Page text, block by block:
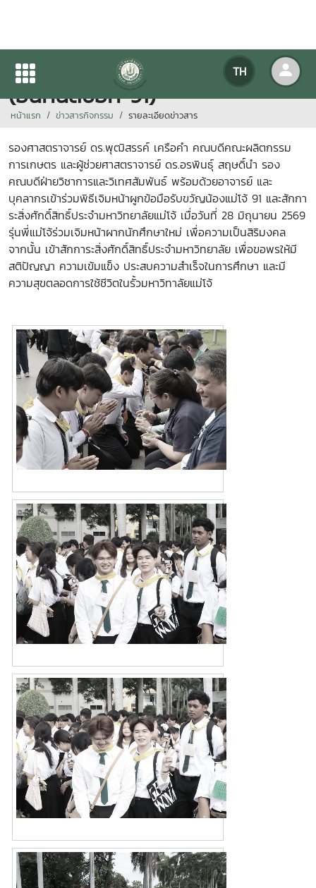
TH
กิจกรรมเจิมหน้ารับขวัญลูกแม่โจ้
(อินทนิลช่อที่ 91)
หน้าแรก ข่าวสารกิจกรรม รายละเอียดข่าวสาร
รองศาสตราจารย์ ดร.พุฒิสรรค์ เครือคำ คณบดีคณะผลิตกรรม
การเกษตร และผู้ช่วยศาสตราจารย์ ดร.อรพินธุ์ สฤษดิ์นำ รอง
คณบดีฝ่ายวิชาการและวิเทศสัมพันธ์ พร้อมด้วยอาจารย์ และ
บุคลากรเข้าร่วมพิธีเจิมหน้าผูกข้อมือรับขวัญน้องแม่โจ้ 91 และสักกา
ระสิ่งศักดิ์สิทธิ์ประจำมหาวิทยาลัยแม่โจ้ เมื่อวันที่ 28 มิถุนายน 2569
รุ่นพี่แม่โจ้ร่วมเจิมหน้าผากนักศึกษาใหม่ เพื่อความเป็นสิริมงคล
จากนั้น เข้าสักการะสิ่งศักดิ์สิทธิ์ประจำมหาวิทยาลัย เพื่อขอพรให้มี
สติปัญญา ความเข้มแข็ง ประสบความสำเร็จในการศึกษา และมี
ความสุขตลอดการใช้ชีวิตในรั้วมหาวิทาลัยแม่โจ้